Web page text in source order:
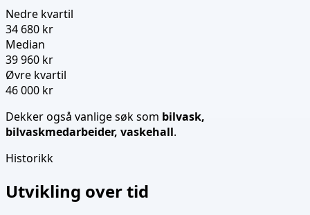
Nedre kvartil
34 680 kr
Median
39 960 kr
Øvre kvartil
46 000 kr
Dekker også vanlige søk som bilvask,
bilvaskmedarbeider, vaskehall.
Historikk
Utvikling over tid